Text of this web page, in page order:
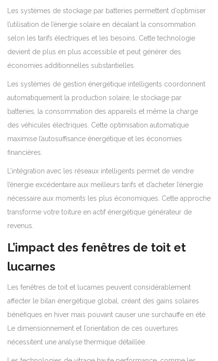
Les systèmes de stockage par batteries permettent d’optimiser
l’utilisation de l’énergie solaire en décalant la consommation
selon les tarifs électriques et les besoins. Cette technologie
devient de plus en plus accessible et peut générer des
économies additionnelles substantielles.
Les systèmes de gestion énergétique intelligents coordonnent
automatiquement la production solaire, le stockage par
batteries, la consommation des appareils et même la charge
des véhicules électriques. Cette optimisation automatique
maximise l’autosuffisance énergétique et les économies
financières.
L’intégration avec les réseaux intelligents permet de vendre
l’énergie excédentaire aux meilleurs tarifs et d’acheter l’énergie
nécessaire aux moments les plus économiques. Cette approche
transforme votre toiture en actif énergétique générateur de
revenus.
L’impact des fenêtres de toit et
lucarnes
Les fenêtres de toit et lucarnes peuvent considérablement
affecter le bilan énergétique global, créant des gains solaires
bénéfiques en hiver mais pouvant causer une surchauffe en été.
Le dimensionnement et l’orientation de ces ouvertures
nécessitent une analyse thermique détaillée.